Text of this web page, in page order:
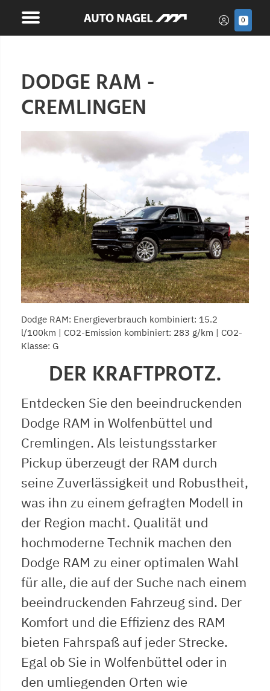
0
DODGE RAM -
CREMLINGEN
Dodge RAM: Energieverbrauch kombiniert: 15.2
l/100km | CO2-Emission kombiniert: 283 g/km | CO2-
Klasse: G
DER KRAFTPROTZ.
Entdecken Sie den beeindruckenden
Dodge RAM in Wolfenbüttel und
Cremlingen. Als leistungsstarker
Pickup überzeugt der RAM durch
seine Zuverlässigkeit und Robustheit,
was ihn zu einem gefragten Modell in
der Region macht. Qualität und
hochmoderne Technik machen den
Dodge RAM zu einer optimalen Wahl
für alle, die auf der Suche nach einem
beeindruckenden Fahrzeug sind. Der
Komfort und die Effizienz des RAM
bieten Fahrspaß auf jeder Strecke.
Egal ob Sie in Wolfenbüttel oder in
den umliegenden Orten wie